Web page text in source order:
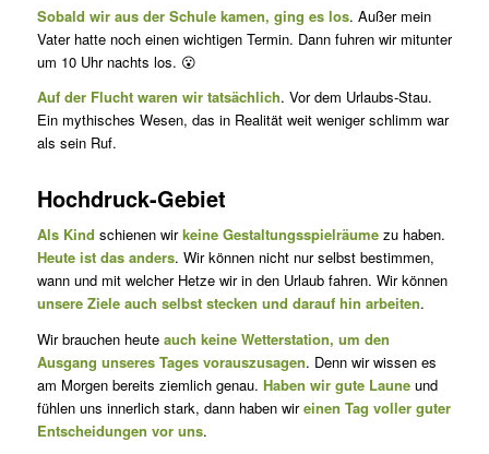
Sobald wir aus der Schule kamen, ging es los. Außer mein
Vater hatte noch einen wichtigen Termin. Dann fuhren wir mitunter
um 10 Uhr nachts los. 😮
Auf der Flucht waren wir tatsächlich. Vor dem Urlaubs-Stau.
Ein mythisches Wesen, das in Realität weit weniger schlimm war
als sein Ruf.
Hochdruck-Gebiet
Als Kind schienen wirkeine Gestaltungsspielräumezu haben.
Heute ist das anders. Wir können nicht nur selbst bestimmen,
wann und mit welcher Hetze wir in den Urlaub fahren. Wir können
unsere Ziele auch selbst stecken und darauf hin arbeiten.
Wir brauchen heute auch keine Wetterstation, um den
Ausgang un­seres Tages vorauszusagen. Denn wir wissen es
am Morgen bereits ziem­lich genau. Haben wir gute Launeund
fühlen uns innerlich stark, dann haben wireinen Tag voller guter
Entscheidungen vor uns.